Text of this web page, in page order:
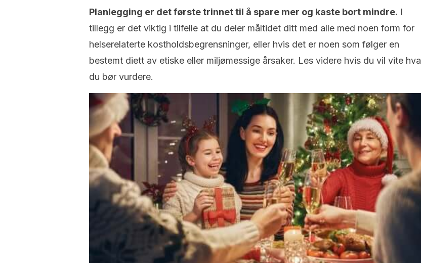
Planlegging er det første trinnet til å spare mer og kaste bort mindre. I
tillegg er det viktig i tilfelle at du deler måltidet ditt med alle med noen form for
helserelaterte kostholdsbegrensninger, eller hvis det er noen som følger en
bestemt diett av etiske eller miljømessige årsaker. Les videre hvis du vil vite hva
du bør vurdere.